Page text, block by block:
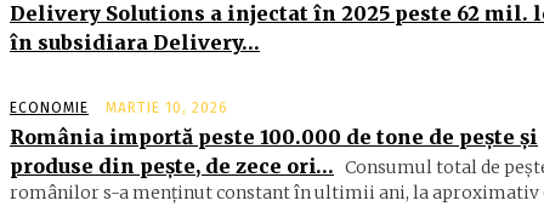
Delivery Solutions a injectat în 2025 peste 62 mil.
în subsidiara Delivery…
ECONOMIE MARTIE 10, 2026
România importă peste 100.000 de tone de peşte şi
produse din peşte, de zece ori… Consumul total de
ro­mâ­nilor s-a menţinut constant în ul­timii ani, la aproximativ